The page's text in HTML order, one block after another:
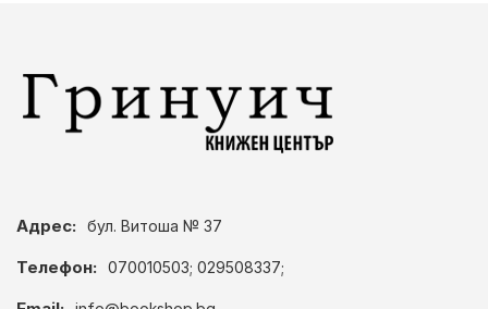
Адрес: бул. Витоша № 37
Телефон: 070010503; 029508337;